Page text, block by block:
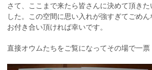
さて、ここまで来たら皆さんに決めて頂き
した。この空間に思い入れが強すぎてごめ
お付き合い頂ければ幸いです。
直接オウムたちをご覧になってその場で一票